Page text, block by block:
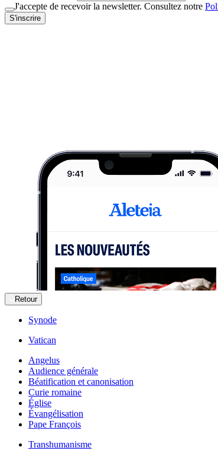
J'accepte de recevoir la newsletter. Consultez notre
S'inscrire
Retour
Synode
Vatican
Angelus
Audience générale
Béatification et canonisation
Curie romaine
Église
Évangélisation
Pape François
Transhumanisme